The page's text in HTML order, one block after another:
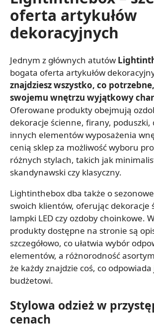
oferta artykułów
dekoracyjnych
Jednym z głównych atutów
bogata oferta artykułów
znajdziesz wszystko, co
swojemu wnętrzu wyjątkowy
Oferowane produkty obejmują
dekoracje ścienne, firany, poduszki,
innych elementów wyposażenia
cenią sklep za możliwość wyboru
różnych stylach, takich jak
skandynawski czy klasyczny.
Lightinthebox dba także o
swoich klientów, oferując dekoracje
lampki LED czy ozdoby choinkowe.
produkty dostępne na stronie są
szczegółowo, co ułatwia wybór
elementów, a różnorodność
że każdy znajdzie coś, co
budżetowi.
Stylowa odzież w
cenach